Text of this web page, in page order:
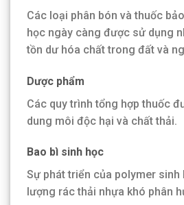
Các loại phân bón và thuốc
học ngày càng được sử dụng
tồn dư hóa chất trong đất và
Dược phẩm
Các quy trình tổng hợp thuốc
dung môi độc hại và chất thải.
Bao bì sinh học
Sự phát triển của polymer sinh
lượng rác thải nhựa khó phân